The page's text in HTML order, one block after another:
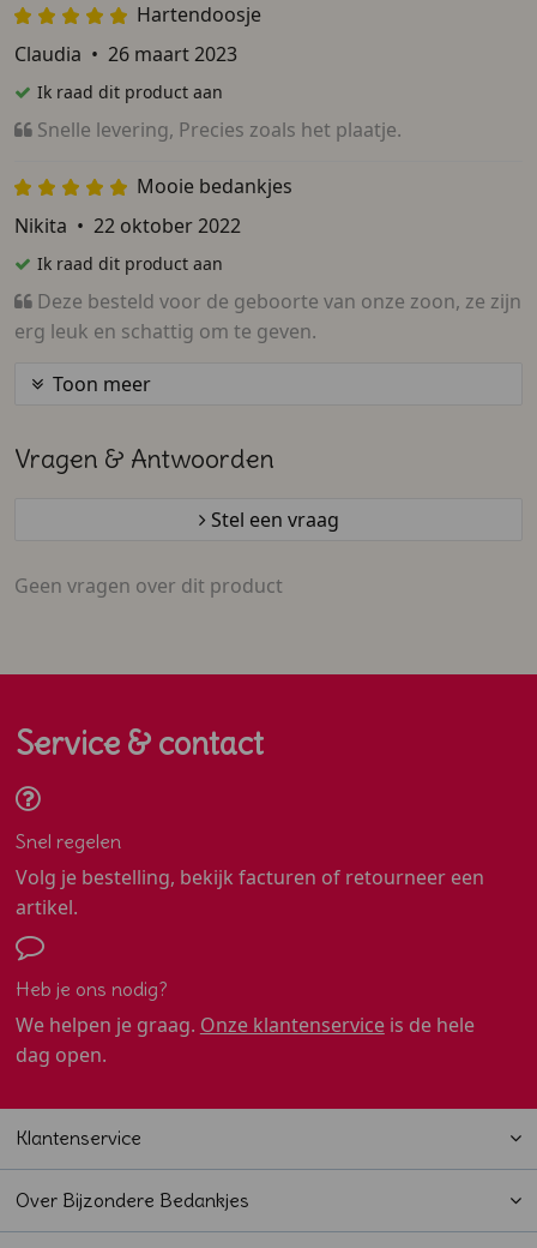
Hartendoosje
Claudia • 26 maart 2023
Ik raad dit product aan
Snelle levering, Precies zoals het plaatje.
Mooie bedankjes
Nikita • 22 oktober 2022
Ik raad dit product aan
Deze besteld voor de geboorte van onze zoon, ze zijn
erg leuk en schattig om te geven.
Toon meer
Vragen & Antwoorden
Stel een vraag
Geen vragen over dit product
Service & contact
Snel regelen
Volg je bestelling, bekijk facturen of retourneer een
artikel.
Heb je ons nodig?
We helpen je graag. Onze klantenserviceis de hele
dag open.
Klantenservice
Over Bijzondere Bedankjes